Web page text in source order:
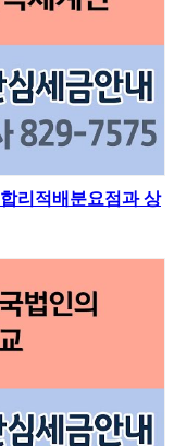
리적배분요점과 상